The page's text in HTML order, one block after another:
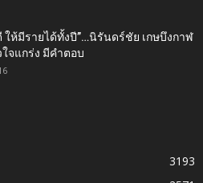
ให้มีรายได้ทั้งปี”…นิรันดร์ชัย เกษบึงกาฬ
ใจแกร่ง มีคำตอบ
3193